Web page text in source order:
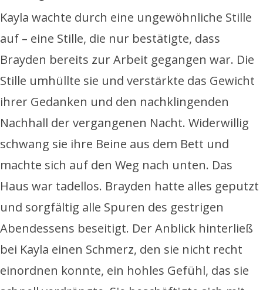
Kayla wachte durch eine ungewöhnliche Stille
auf – eine Stille, die nur bestätigte, dass
Brayden bereits zur Arbeit gegangen war. Die
Stille umhüllte sie und verstärkte das Gewicht
ihrer Gedanken und den nachklingenden
Nachhall der vergangenen Nacht. Widerwillig
schwang sie ihre Beine aus dem Bett und
machte sich auf den Weg nach unten. Das
Haus war tadellos. Brayden hatte alles geputzt
und sorgfältig alle Spuren des gestrigen
Abendessens beseitigt. Der Anblick hinterließ
bei Kayla einen Schmerz, den sie nicht recht
einordnen konnte, ein hohles Gefühl, das sie